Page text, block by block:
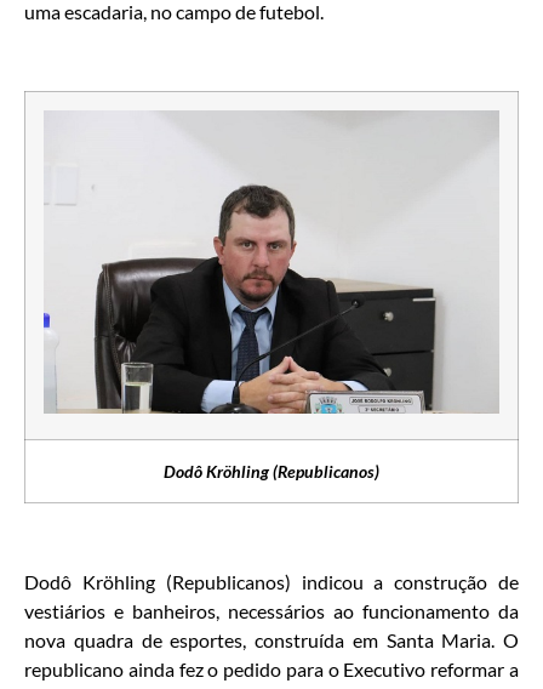
uma escadaria, no campo de futebol.
Dodô Kröhling (Republicanos)
Dodô Kröhling (Republicanos) indicou a construção de
vestiários e banheiros, necessários ao funcionamento da
nova quadra de esportes, construída em Santa Maria. O
republicano ainda fez o pedido para o Executivo reformar a